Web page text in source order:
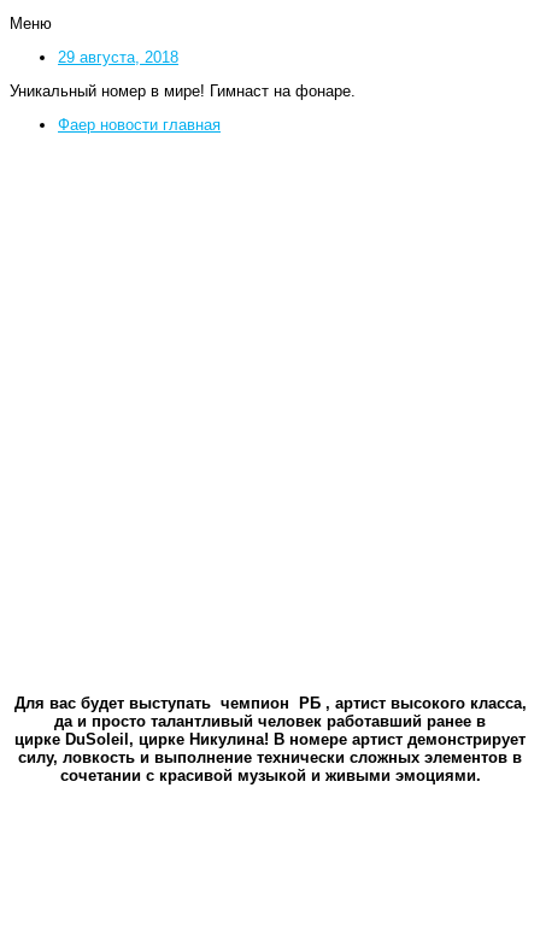
Меню
29 августа, 2018
Уникальный номер в мире! Гимнаст на фонаре.
Фаер новости главная
Для вас будет выступать чемпион РБ , артист высокого класса,
да и просто талантливый человек работавший ранее в
цирке DuSoleil, цирке Никулина! В номере артист демонстрирует
силу, ловкость и выполнение технически сложных элементов в
сочетании с красивой музыкой и живыми эмоциями.